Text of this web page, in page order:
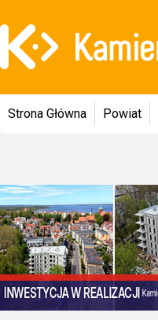
Strona Główna Powiat